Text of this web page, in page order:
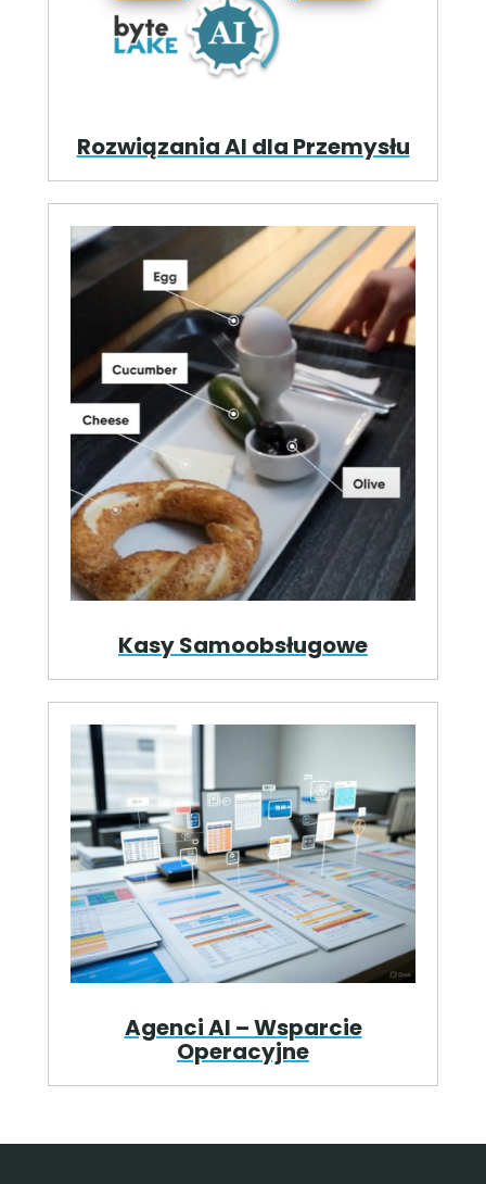
Rozwiązania AI dla Przemysłu
Kasy Samoobsługowe
Agenci AI – Wsparcie
Operacyjne